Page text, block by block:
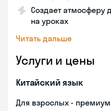
Создает атмосферу
на уроках
Читать дальше
Услуги и цены
Китайский язык
Для взрослых - премиум